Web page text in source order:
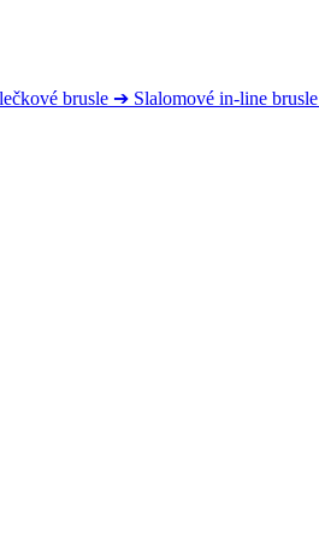
brusle ➔ Slalomové in-line brusle